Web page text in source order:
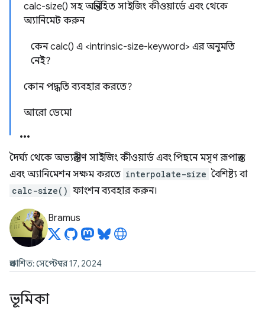
calc-size() সহ অন্তর্নিহিত সাইজিং কীওয়ার্ডে এবং থেকে
অ্যানিমেট করুন
কেন calc() এ <intrinsic-size-keyword> এর অনুমতি
নেই?
কোন পদ্ধতি ব্যবহার করতে?
আরো ডেমো
দৈর্ঘ্য থেকে অভ্যন্তরীণ সাইজিং কীওয়ার্ড এবং পিছনে মসৃণ রূপান্তর
এবং অ্যানিমেশন সক্ষম করতে interpolate-size বৈশিষ্ট্য বা
calc-size() ফাংশন ব্যবহার করুন।
Bramus
প্রকাশিত: সেপ্টেম্বর 17, 2024
ভূমিকা